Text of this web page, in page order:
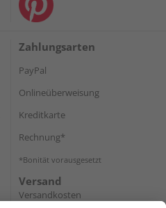
Zahlungsarten
PayPal
Onlineüberweisung
Kreditkarte
Rechnung*
*Bonität vorausgesetzt
Versand
Versandkosten